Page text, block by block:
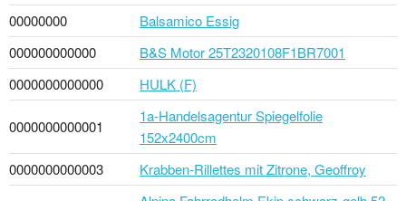
00000000
Balsamico Essig
000000000000
B&S Motor 25T2320108F1BR7001
0000000000000
HULK (F)
0000000000001
1a-Handelsagentur Spiegelfolie
152x2400cm
0000000000003
Krabben-Rillettes mit Zitrone, Geoffroy